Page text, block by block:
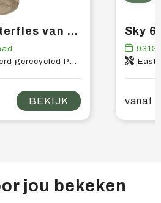
Sky 650 ml waterfles van gerecycled plastic
PET-kunststof, PP-kunststof
BEKIJK vanaf
jou bekeken